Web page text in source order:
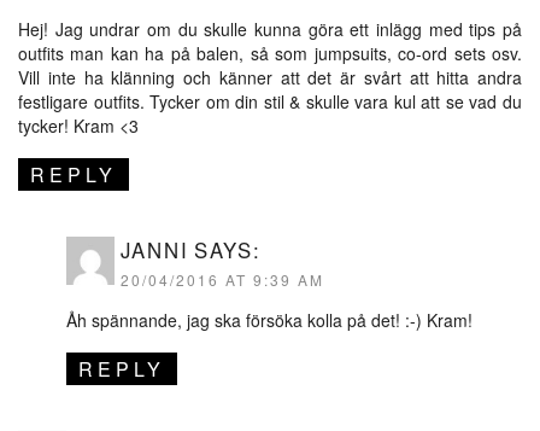
Hej! Jag undrar om du skulle kunna göra ett inlägg med tips på
outfits man kan ha på balen, så som jumpsuits, co-ord sets osv.
Vill inte ha klänning och känner att det är svårt att hitta andra
festligare outfits. Tycker om din stil & skulle vara kul att se vad du
tycker! Kram <3
REPLY
JANNI SAYS:
20/04/2016 AT 9:39 AM
Åh spännande, jag ska försöka kolla på det! :-) Kram!
REPLY